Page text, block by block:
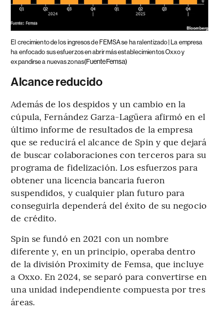
El crecimiento de los ingresos de FEMSA se ha ralentizado | La empresa
ha enfocado sus esfuerzos en abrir más establecimientos Oxxo y
expandirse a nuevas zonas(FuenteFemsa)
Alcance reducido
Además de los despidos y un cambio en la
cúpula, Fernández Garza-Lagüera afirmó en el
último informe de resultados de la empresa
que se reducirá el alcance de Spin y que dejará
de buscar colaboraciones con terceros para su
programa de fidelización. Los esfuerzos para
obtener una licencia bancaria fueron
suspendidos, y cualquier plan futuro para
conseguirla dependerá del éxito de su negocio
de crédito.
Spin se fundó en 2021 con un nombre
diferente y, en un principio, operaba dentro
de la división Proximity de Femsa, que incluye
a Oxxo. En 2024, se separó para convertirse en
una unidad independiente compuesta por tres
áreas.